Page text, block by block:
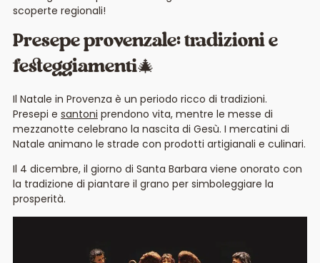
scoperte regionali!
Presepe provenzale: tradizioni e
festeggiamenti🎄
Il Natale in Provenza è un periodo ricco di tradizioni.
Presepi e santoni prendono vita, mentre le messe di
mezzanotte celebrano la nascita di Gesù. I mercatini di
Natale animano le strade con prodotti artigianali e culinari.
Il 4 dicembre, il giorno di Santa Barbara viene onorato con
la tradizione di piantare il grano per simboleggiare la
prosperità.